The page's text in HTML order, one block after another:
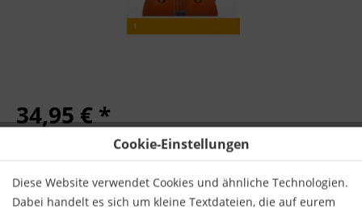
Cookie-Einstellungen
Diese Website verwendet Cookies und ähnliche Technologien.
Dabei handelt es sich um kleine Textdateien, die auf eurem
34,95 € *
zzgl. Versandkosten
IN DENWARENKORB